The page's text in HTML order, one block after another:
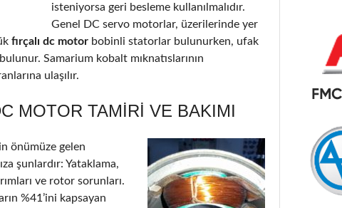
isteniyorsa geri besleme kullanılmalıdır.
Genel DC servo motorlar, üzerilerinde yer
fırçalı dc motor bobinli statorlar bulunurken, ufak
Samarium kobalt mıknatıslarının
ulaşılır.
MOTOR TAMIRI VE BAKIMI
önümüze gelen
şunlardır: Yataklama,
ve rotor sorunları.
%41’ini kapsayan